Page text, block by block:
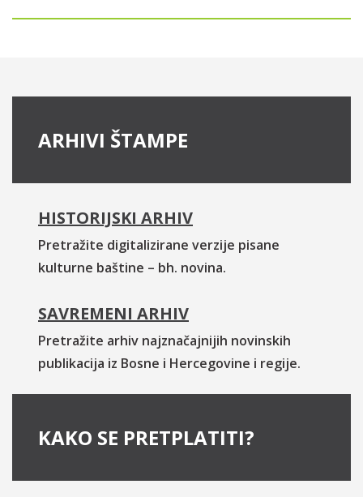
ARHIVI ŠTAMPE
HISTORIJSKI ARHIV
Pretražite digitalizirane verzije pisane
kulturne baštine – bh. novina.
SAVREMENI ARHIV
Pretražite arhiv najznačajnijih novinskih
publikacija iz Bosne i Hercegovine i regije.
KAKO SE PRETPLATITI?